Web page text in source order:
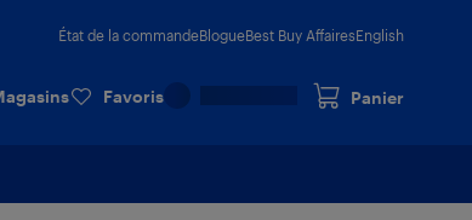
État de la commandeBlogueBest Buy AffairesEnglish
Favoris Panier